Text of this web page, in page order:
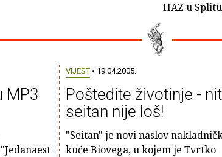
HAZ u
MP3
VIJEST• 19.04.2005.
Poštedite životinje -
seitan nije loš!
"Seitan" je novi naslov
kuće Biovega, u kojem je Tvrtko